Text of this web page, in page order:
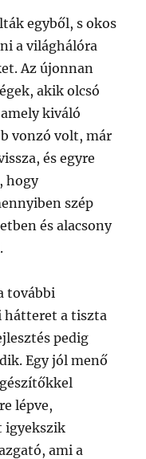
egyből, s okos
a világhálóra
Az újonnan
akik olcsó
kiváló
vonzó volt, már
és egyre
hogy
szép
és alacsony
további
hátteret a tiszta
pedig
Egy jól menő
lépve,
igyekszik
ami a